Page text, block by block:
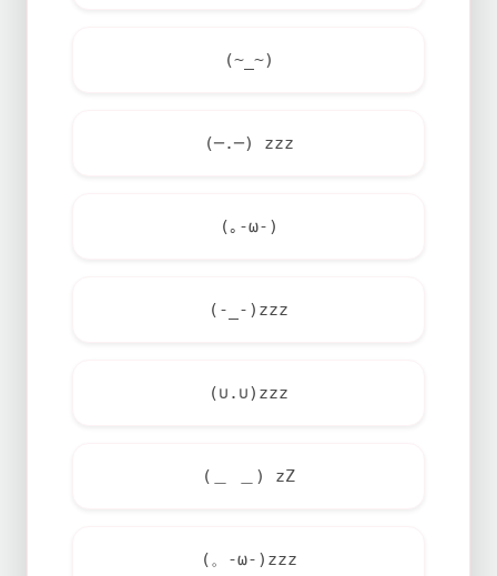
(~_~)
(─.─) zzz
(｡-ω-)
(-_-)zzz
(∪.∪)zzz
(＿ ＿) zZ
(。-ω-)zzz